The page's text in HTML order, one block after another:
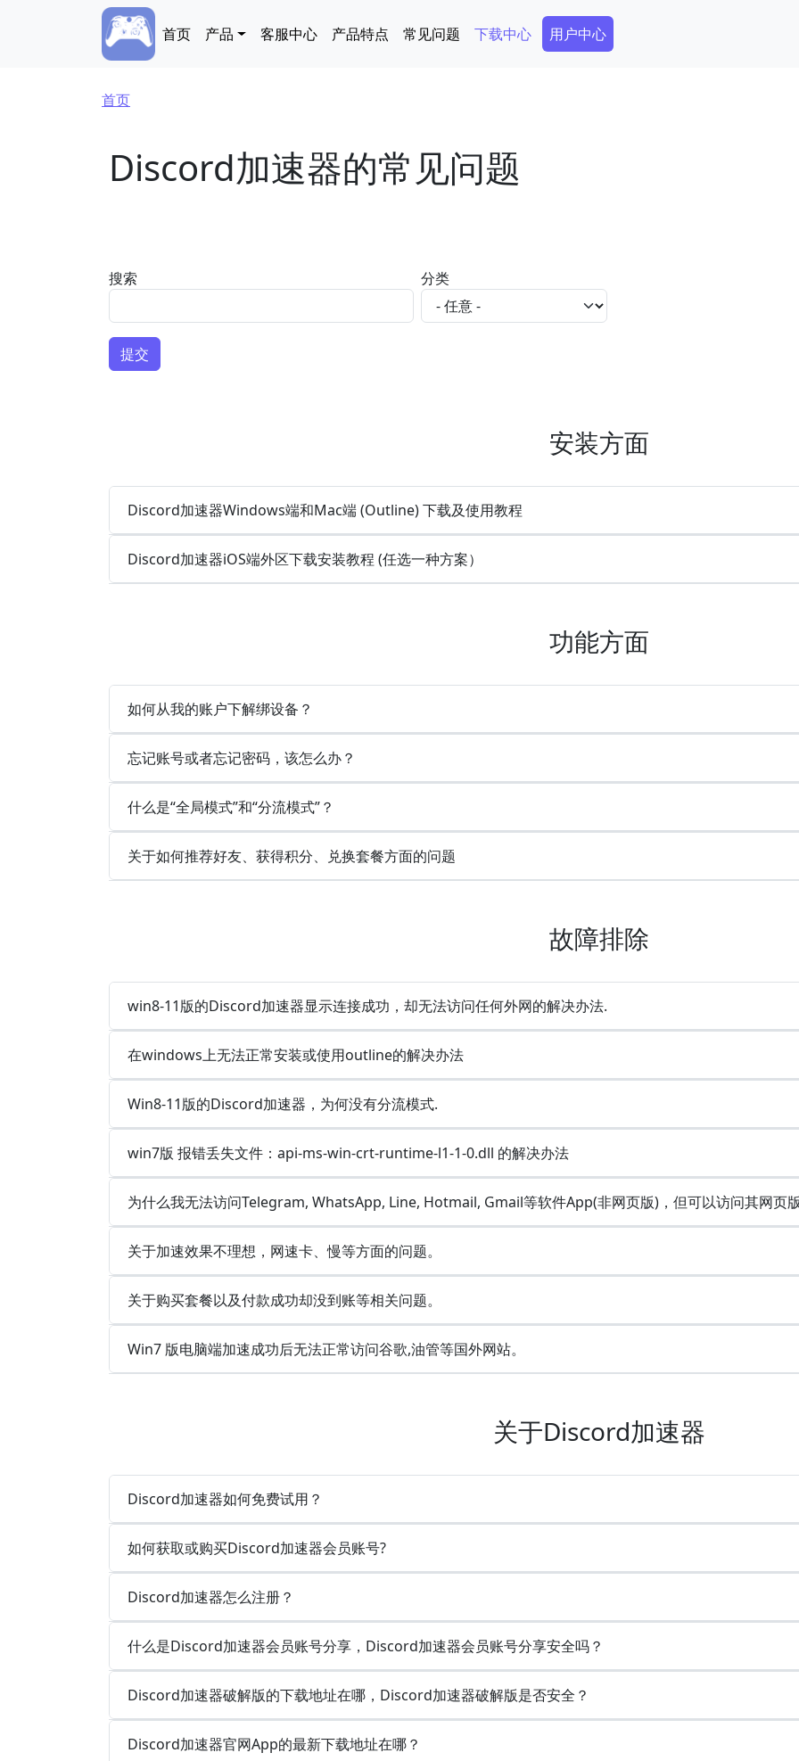
Main navigation
首页 产品 客服中心 产品特点 常见问题 下载中心 Secondary Menu
用户中心
面包屑
首页
Discord加速器的常见问题
搜索 分类
安装方面
Discord加速器Windows端和Mac端 (Outline) 下载及使用教程
Discord加速器iOS端外区下载安装教程 (任选一种方案）
功能方面
如何从我的账户下解绑设备？
忘记账号或者忘记密码，该怎么办？
什么是“全局模式”和“分流模式”？
关于如何推荐好友、获得积分、兑换套餐方面的问题
故障排除
win8-11版的Discord加速器显示连接成功，却无法访问任何外网的解决办法.
在windows上无法正常安装或使用outline的解决办法
Win8-11版的Discord加速器，为何没有分流模式.
win7版 报错丢失文件：api-ms-win-crt-runtime-l1-1-0.dll 的解决办法
为什么我无法访问Telegram, WhatsApp, Line, Hotmail, Gmail等软件App(非网页版)，但可以访问其网页
关于加速效果不理想，网速卡、慢等方面的问题。
关于购买套餐以及付款成功却没到账等相关问题。
Win7 版电脑端加速成功后无法正常访问谷歌,油管等国外网站。
关于Discord加速器
Discord加速器如何免费试用？
如何获取或购买Discord加速器会员账号?
Discord加速器怎么注册？
什么是Discord加速器会员账号分享，Discord加速器会员账号分享安全吗？
Discord加速器破解版的下载地址在哪，Discord加速器破解版是否安全？
Discord加速器官网App的最新下载地址在哪？